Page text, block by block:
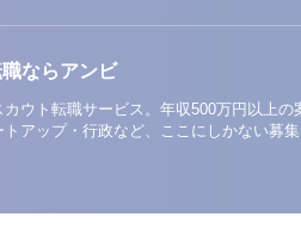
ならアンビ
ウト転職サービス。年収500万円以上
アップ・行政など、ここにしかない募集